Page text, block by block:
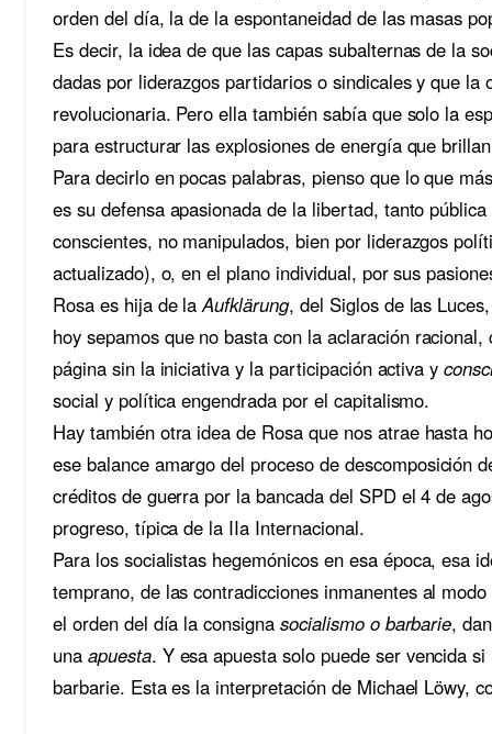
orden del día, la de la espontaneidad de las masas
Es decir, la idea de que las capas subalternas de la
dadas por liderazgos partidarios o sindicales y que
revolucionaria. Pero ella también sabía que solo la
para estructurar las explosiones de energía que
Para decirlo en pocas palabras, pienso que lo que
es su defensa apasionada de la libertad, tanto
conscientes, no manipulados, bien por liderazgos
actualizado), o, en el plano individual, por sus
Rosa es hija de laAufklärung, del Siglos de las
hoy sepamos que no basta con la aclaración
página sin la iniciativa y la participación activa y
social y política engendrada por el capitalismo.
Hay también otra idea de Rosa que nos atrae hasta
ese balance amargo del proceso de descomposición
créditos de guerra por la bancada del SPD el 4 de
progreso, típica de la IIa Internacional.
Para los socialistas hegemónicos en esa época, esa
temprano, de las contradicciones inmanentes al
el orden del día la consignasocialismo o barbarie,
una apuesta. Y esa apuesta solo puede ser vencida
barbarie. Esta es la interpretación de Michael Löwy,